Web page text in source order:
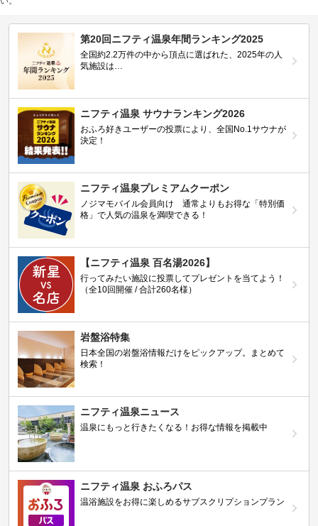
第20回ニフティ温泉年間ランキング2025
全国約2.2万件の中から頂点に選ばれた、2025年の人
気施設は…
ニフティ温泉 サウナランキング2026
おふろ好きユーザーの投票により、全国No.1サウナが
決定！
ニフティ温泉プレミアムクーポン
ノジマモバイル会員向け 通常よりもお得な「特別価
格」で人気の温泉を満喫できる！
【ニフティ温泉 百名湯2026】
行ってみたい施設に投票してプレゼントを当てよう！
（全10回開催 / 合計260名様）
岩盤浴特集
日本全国の岩盤浴情報だけをピックアップ。まとめて
検索！
ニフティ温泉ニュース
温泉にもっと行きたくなる！お得な情報を掲載中
ニフティ温泉 おふろパス
温浴施設をお得に楽しめるサブスクリプションプラン